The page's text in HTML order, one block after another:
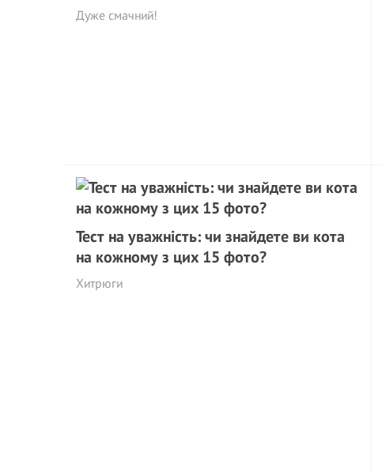
Дуже смачний!
Тест на уважність: чи знайдете ви кота
на кожному з цих 15 фото?
Хитрюги